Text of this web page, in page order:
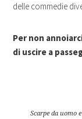
delle commedie
Per non
di uscire a
Scarpe da uomo